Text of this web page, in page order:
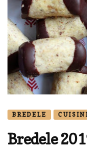
BREDELE
Bredele